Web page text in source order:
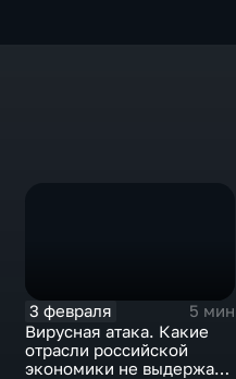
3 февраля
5 мин
Вирусная атака. Какие
отрасли российской
экономики не выдержат